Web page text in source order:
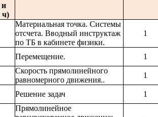
и
ч)
Материальная точка. Системы
отсчета. Вводный инструктаж
по ТБ в кабинете физики.
1
Перемещение. 1
Скорость прямолинейного
равномерного движения..
1
Решение задач 1
Прямолинейное